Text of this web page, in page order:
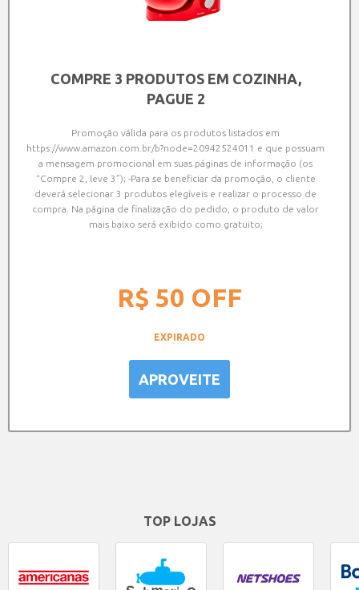
COMPRE 3 PRODUTOS EM COZINHA,
PAGUE 2
Promoção válida para os produtos listados em
https://www.amazon.com.br/b?node=20942524011 e que possuam
a mensagem promocional em suas páginas de informação (os
“Compre 2, leve 3”); -Para se beneficiar da promoção, o cliente
deverá selecionar 3 produtos elegíveis e realizar o processo de
compra. Na página de finalização do pedido, o produto de valor
mais baixo será exibido como gratuito;
R$ 50 OFF
EXPIRADO
APROVEITE
TOP LOJAS